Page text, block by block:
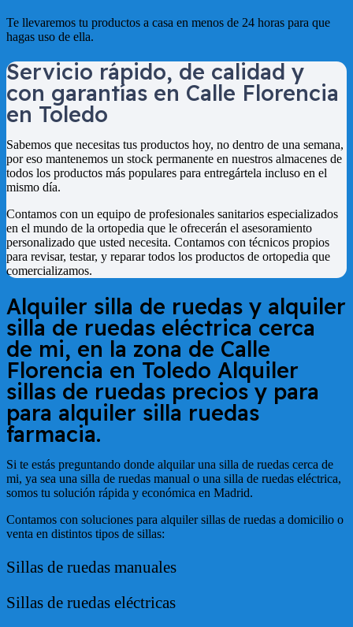
Te llevaremos tu productos a casa en menos de 24 horas para que
hagas uso de ella.
Servicio rápido, de calidad y
con garantías en Calle Florencia
en Toledo
Sabemos que necesitas tus productos hoy, no dentro de una semana,
por eso mantenemos un stock permanente en nuestros almacenes de
todos los productos más populares para entregártela incluso en el
mismo día.
Contamos con un equipo de profesionales sanitarios especializados
en el mundo de la ortopedia que le ofrecerán el asesoramiento
personalizado que usted necesita. Contamos con técnicos propios
para revisar, testar, y reparar todos los productos de ortopedia que
comercializamos.
Alquiler silla de ruedas y alquiler
silla de ruedas eléctrica cerca
de mi, en la zona de Calle
Florencia en Toledo Alquiler
sillas de ruedas precios y para
para alquiler silla ruedas
farmacia.
Si te estás preguntando donde alquilar una silla de ruedas cerca de
mi, ya sea una silla de ruedas manual o una silla de ruedas eléctrica,
somos tu solución rápida y económica en Madrid.
Contamos con soluciones para alquiler sillas de ruedas a domicilio o
venta en distintos tipos de sillas:
Sillas de ruedas manuales
Sillas de ruedas eléctricas